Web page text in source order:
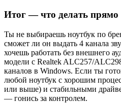
Итог — что делать прямо
Ты не выбираешь ноутбук по
сможет ли он выдать 4 канала
хочешь работать без внешнего
модели с Realtek ALC257/
каналов в Windows. Если ты
любой ноутбук с хорошим
или выше) и стабильными
— гонись за контролем.